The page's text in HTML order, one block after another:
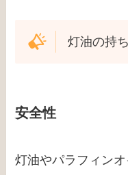
灯油の持
安全性
灯油やパラフィン